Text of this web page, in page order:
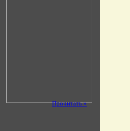
Прочитать »